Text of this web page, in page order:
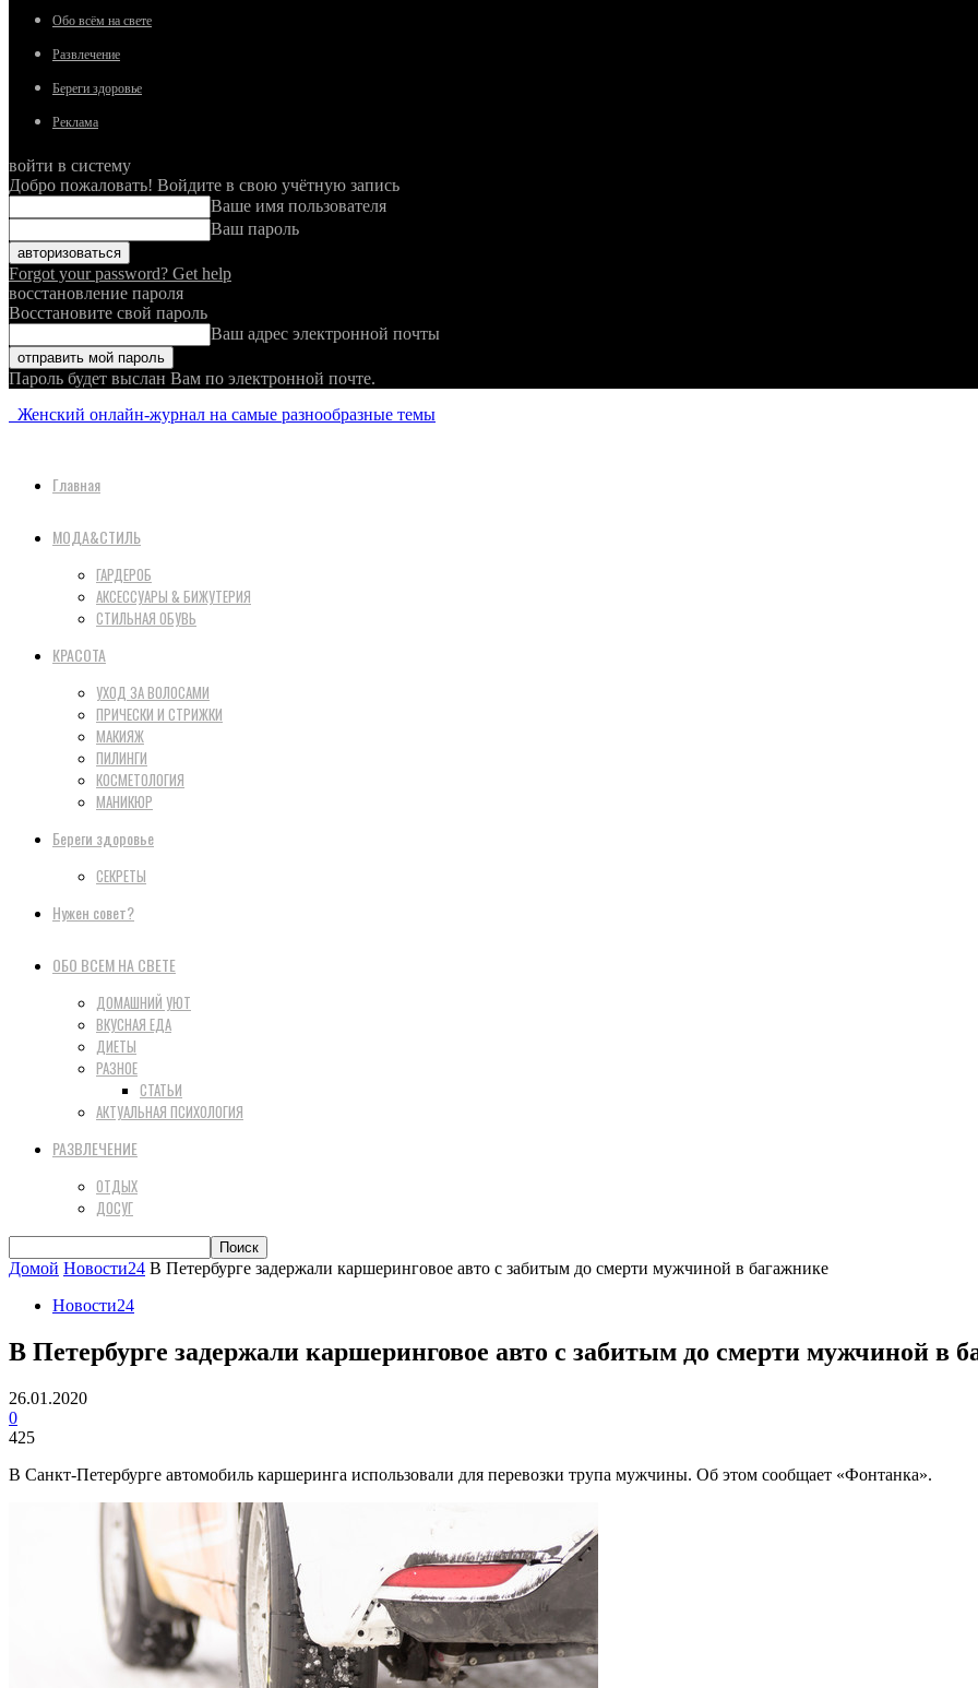
Обо всём на свете
Развлечение
Береги здоровье
Реклама
войти в систему
Добро пожаловать! Войдите в свою учётную запись
Ваше имя пользователя
Ваш пароль
Forgot your password? Get help
восстановление пароля
Восстановите свой пароль
Ваш адрес электронной почты
Пароль будет выслан Вам по электронной почте.
Женский онлайн-журнал на самые разнообразные темы
Главная
МОДА&СТИЛЬ
ГАРДЕРОБ
АКСЕССУАРЫ & БИЖУТЕРИЯ
СТИЛЬНАЯ ОБУВЬ
КРАСОТА
УХОД ЗА ВОЛОСАМИ
ПРИЧЕСКИ И СТРИЖКИ
МАКИЯЖ
ПИЛИНГИ
КОСМЕТОЛОГИЯ
МАНИКЮР
Береги здоровье
СЕКРЕТЫ
Нужен совет?
ОБО ВСЕМ НА СВЕТЕ
ДОМАШНИЙ УЮТ
ВКУСНАЯ ЕДА
ДИЕТЫ
РАЗНОЕ
СТАТЬИ
АКТУАЛЬНАЯ ПСИХОЛОГИЯ
РАЗВЛЕЧЕНИЕ
ОТДЫХ
ДОСУГ
Домой Новости24 В Петербурге задержали каршеринговое авто с забитым до смерти мужчиной в багажнике
Новости24
В Петербурге задержали каршеринговое авто с забитым до смерти мужчиной в
26.01.2020
0
425
В Санкт-Петербурге автомобиль каршеринга использовали для перевозки трупа мужчины. Об этом сообщает «Фонтанка».